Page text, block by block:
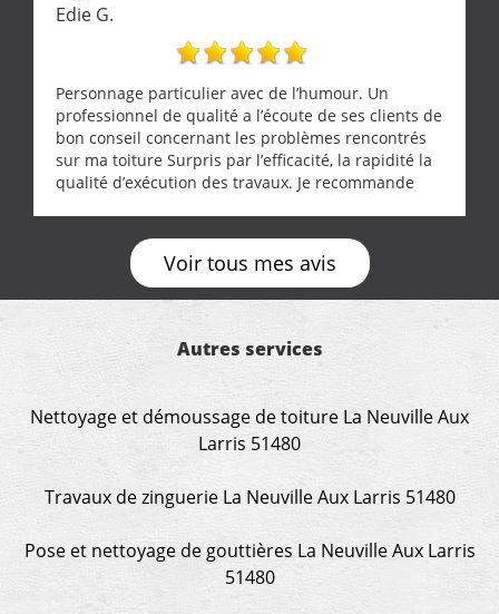
Edie G.
Personnage particulier avec de l’humour. Un
professionnel de qualité a l’écoute de ses clients de
bon conseil concernant les problèmes rencontrés
sur ma toiture Surpris par l’efficacité, la rapidité la
qualité d’exécution des travaux. Je recommande
Voir tous mes avis
Autres services
Nettoyage et démoussage de toiture La Neuville Aux
Larris 51480
Travaux de zinguerie La Neuville Aux Larris 51480
Pose et nettoyage de gouttières La Neuville Aux Larris
51480